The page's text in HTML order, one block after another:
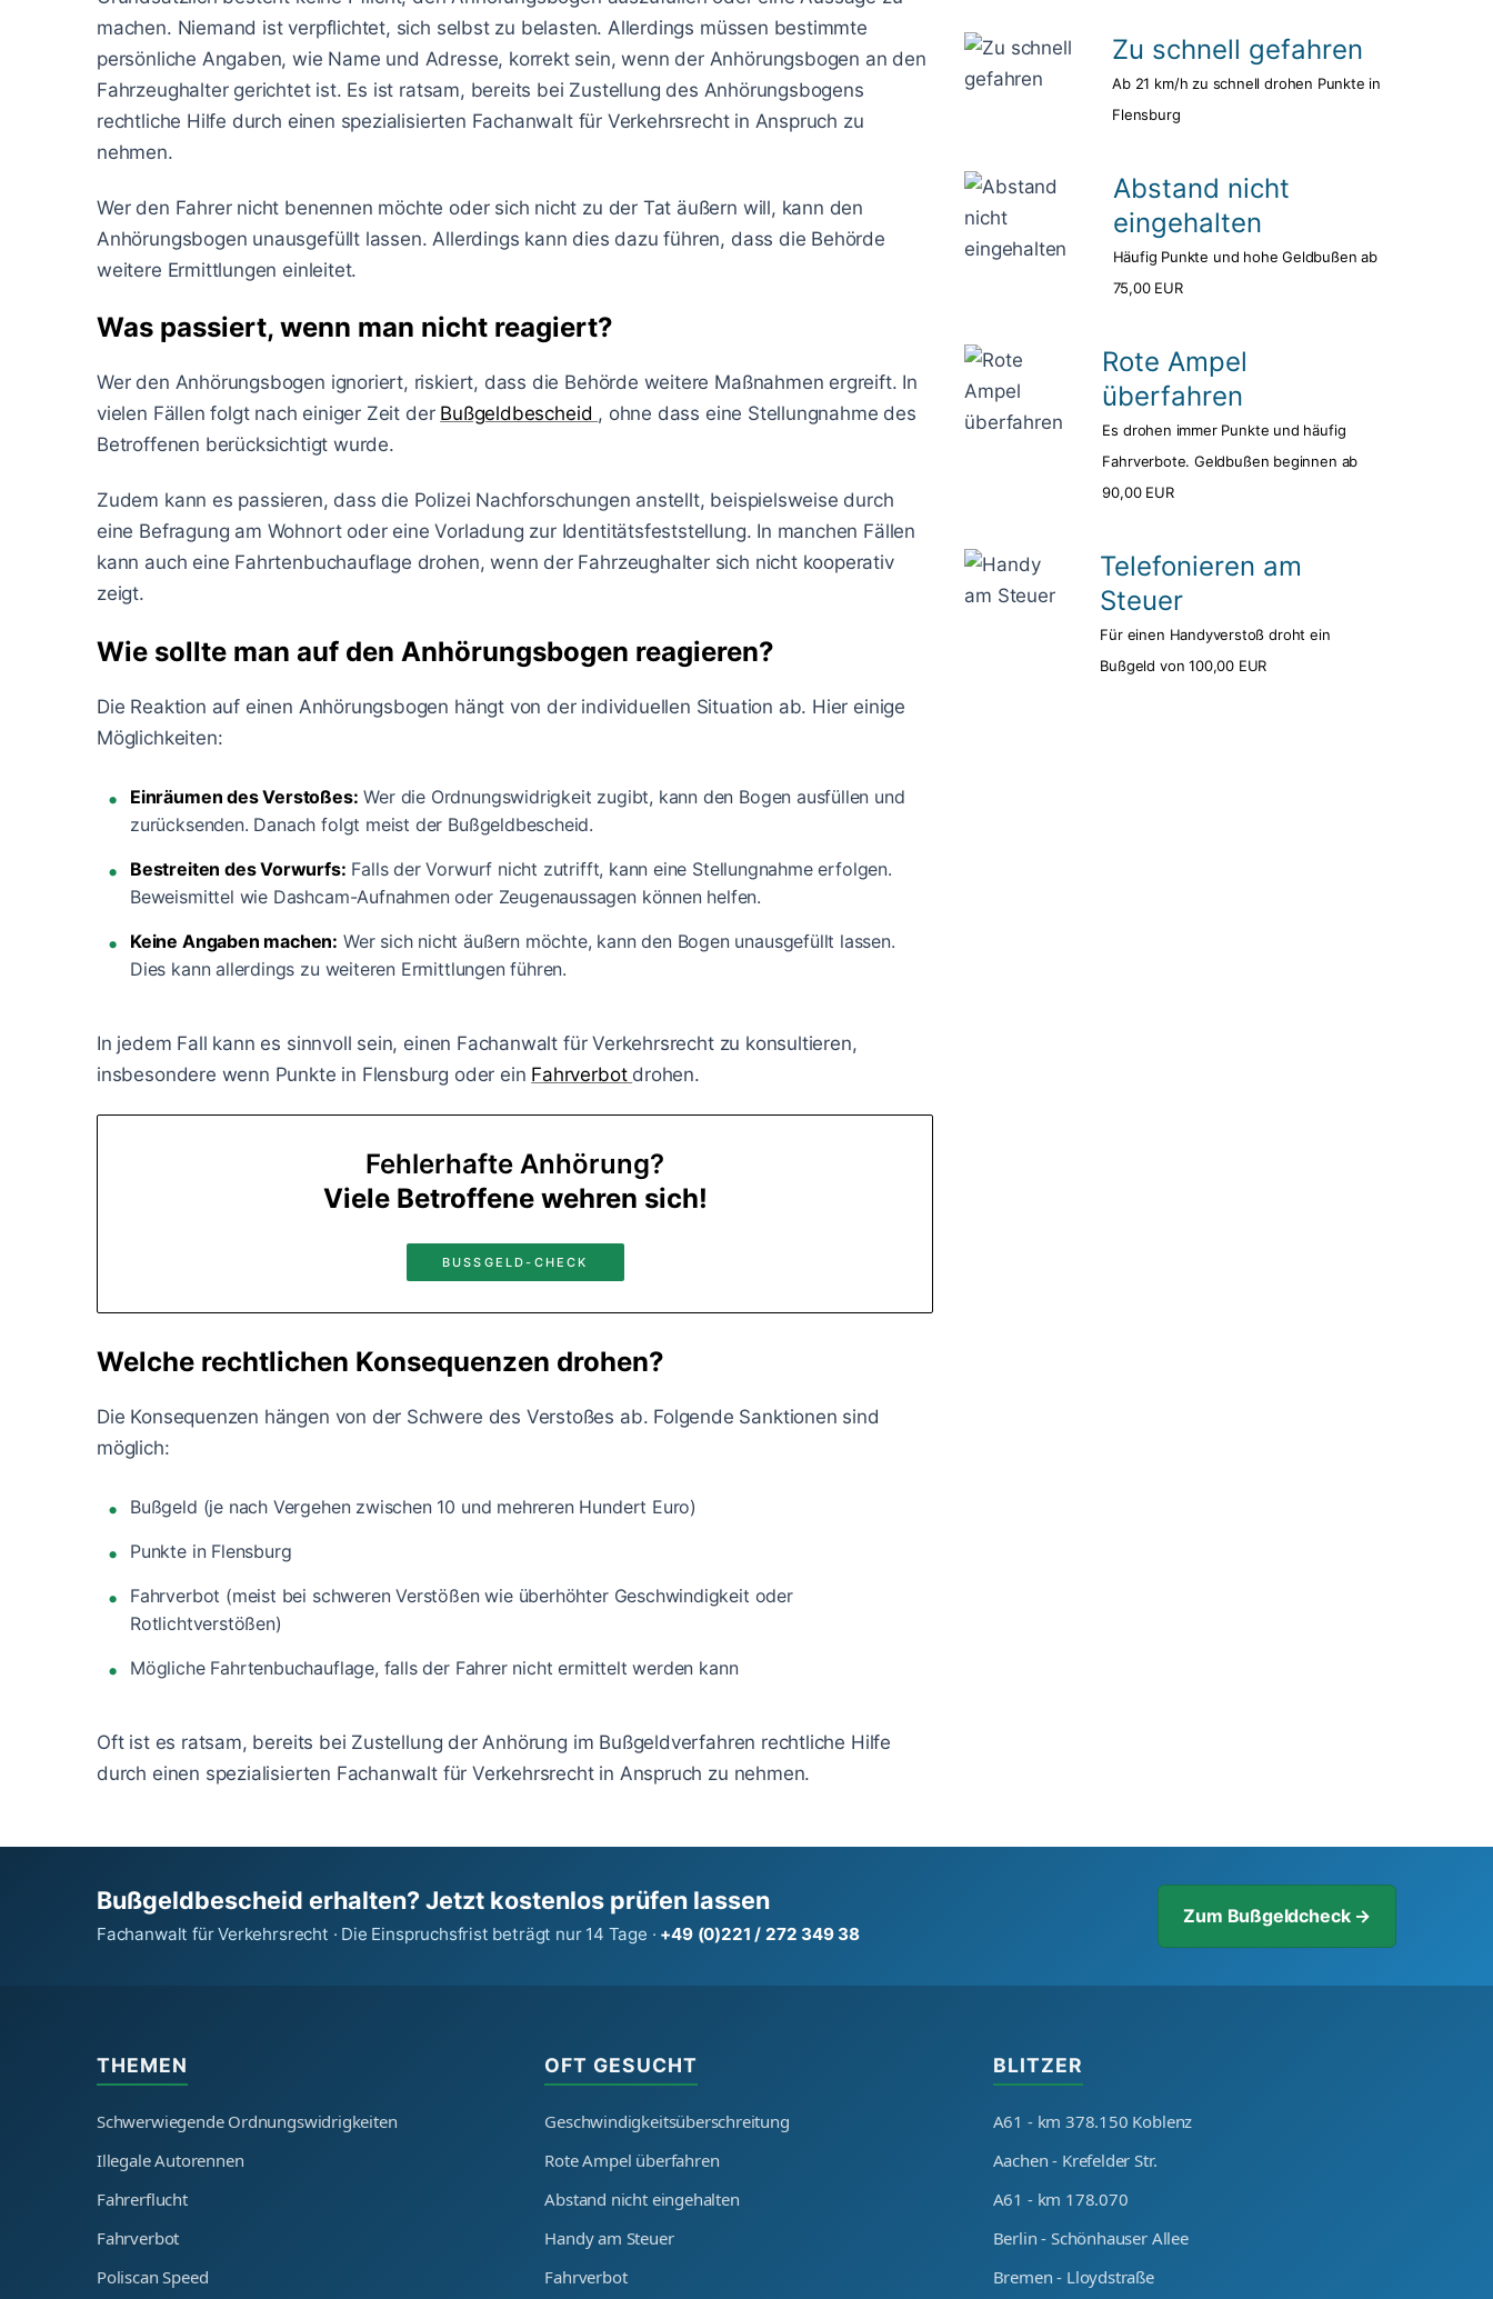
machen. Niemand ist verpflichtet, sich selbst zu belasten. Allerdings müssen bestimmte
persönliche Angaben, wie Name und Adresse, korrekt sein, wenn der Anhörungsbogen an den
Fahrzeughalter gerichtet ist. Es ist ratsam, bereits bei Zustellung des Anhörungsbogens
rechtliche Hilfe durch einen spezialisierten Fachanwalt für Verkehrsrecht in Anspruch zu
nehmen.
Wer den Fahrer nicht benennen möchte oder sich nicht zu der Tat äußern will, kann den
Anhörungsbogen unausgefüllt lassen. Allerdings kann dies dazu führen, dass die Behörde
weitere Ermittlungen einleitet.
Was passiert, wenn man nicht reagiert?
Wer den Anhörungsbogen ignoriert, riskiert, dass die Behörde weitere Maßnahmen ergreift. In
vielen Fällen folgt nach einiger Zeit der Bußgeldbescheid , ohne dass eine Stellungnahme des
Betroffenen berücksichtigt wurde.
Zudem kann es passieren, dass die Polizei Nachforschungen anstellt, beispielsweise durch
eine Befragung am Wohnort oder eine Vorladung zur Identitätsfeststellung. In manchen Fällen
kann auch eine Fahrtenbuchauflage drohen, wenn der Fahrzeughalter sich nicht kooperativ
zeigt.
Wie sollte man auf den Anhörungsbogen reagieren?
Die Reaktion auf einen Anhörungsbogen hängt von der individuellen Situation ab. Hier einige
Möglichkeiten:
Einräumen des Verstoßes: Wer die Ordnungswidrigkeit zugibt, kann den Bogen ausfüllen und
zurücksenden. Danach folgt meist der Bußgeldbescheid.
Bestreiten des Vorwurfs: Falls der Vorwurf nicht zutrifft, kann eine Stellungnahme erfolgen.
Beweismittel wie Dashcam-Aufnahmen oder Zeugenaussagen können helfen.
Keine Angaben machen: Wer sich nicht äußern möchte, kann den Bogen unausgefüllt lassen.
Dies kann allerdings zu weiteren Ermittlungen führen.
In jedem Fall kann es sinnvoll sein, einen Fachanwalt für Verkehrsrecht zu konsultieren,
insbesondere wenn Punkte in Flensburg oder ein Fahrverbot drohen.
Fehlerhafte Anhörung?
Viele Betroffene wehren sich!
BUSSGELD-CHECK
Welche rechtlichen Konsequenzen drohen?
Die Konsequenzen hängen von der Schwere des Verstoßes ab. Folgende Sanktionen sind
möglich:
Bußgeld (je nach Vergehen zwischen 10 und mehreren Hundert Euro)
Punkte in Flensburg
Fahrverbot (meist bei schweren Verstößen wie überhöhter Geschwindigkeit oder
Rotlichtverstößen)
Mögliche Fahrtenbuchauflage, falls der Fahrer nicht ermittelt werden kann
Oft ist es ratsam, bereits bei Zustellung der Anhörung im Bußgeldverfahren rechtliche Hilfe
durch einen spezialisierten Fachanwalt für Verkehrsrecht in Anspruch zu nehmen.
Zu schnell gefahren
Ab 21 km/h zu schnell drohen Punkte in
Flensburg
Abstand nicht
eingehalten
Häufig Punkte und hohe Geldbußen ab
75,00 EUR
Rote Ampel
überfahren
Es drohen immer Punkte und häufig
Fahrverbote. Geldbußen beginnen ab
90,00 EUR
Telefonieren am
Steuer
Für einen Handyverstoß droht ein
Bußgeld von 100,00 EUR
Bußgeldbescheid erhalten? Jetzt kostenlos prüfen lassen
Fachanwalt für Verkehrsrecht · Die Einspruchsfrist beträgt nur 14 Tage · +49 (0)221 / 272 349 38
Zum Bußgeldcheck →
THEMEN
Schwerwiegende Ordnungswidrigkeiten
Illegale Autorennen
Fahrerflucht
Fahrverbot
Poliscan Speed
OFT GESUCHT
Geschwindigkeitsüberschreitung
Rote Ampel überfahren
Abstand nicht eingehalten
Handy am Steuer
Fahrverbot
BLITZER
A61 - km 378.150 Koblenz
Aachen - Krefelder Str.
A61 - km 178.070
Berlin - Schönhauser Allee
Bremen - Lloydstraße